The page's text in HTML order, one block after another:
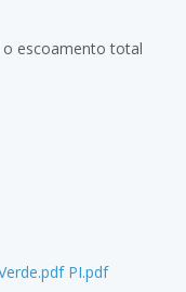
o escoamento total
PI.pdf